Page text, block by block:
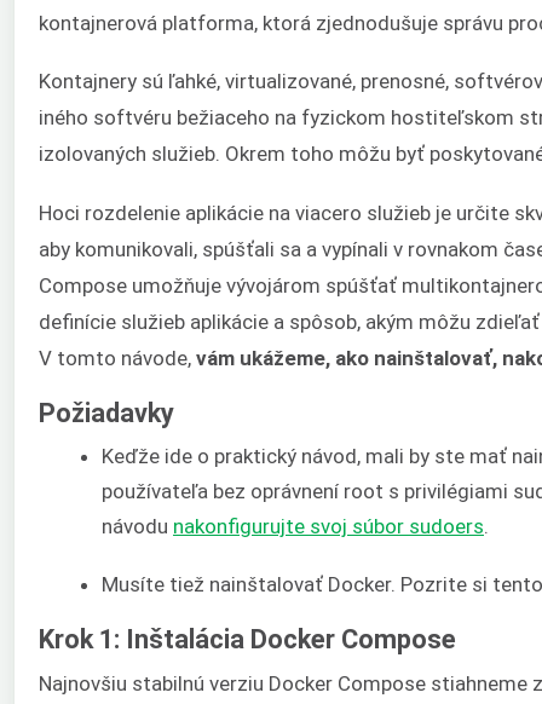
kontajnerová platforma, ktorá zjednodušuje správu
Kontajnery sú ľahké, virtualizované, prenosné,
iného softvéru bežiaceho na fyzickom hostiteľskom
izolovaných služieb. Okrem toho môžu byť
Hoci rozdelenie aplikácie na viacero služieb je určite
aby komunikovali, spúšťali sa a vypínali v rovnakom
Compose umožňuje vývojárom spúšťať
definície služieb aplikácie a spôsob, akým môžu
V tomto návode, vám ukážeme, ako nainštalovať,
Požiadavky
Keďže ide o praktický návod, mali by ste mať
používateľa bez oprávnení root s privilégiami
návodu nakonfigurujte svoj súbor sudoers.
Musíte tiež nainštalovať Docker. Pozrite si
Krok 1: Inštalácia Docker Compose
Najnovšiu stabilnú verziu Docker Compose stiahneme